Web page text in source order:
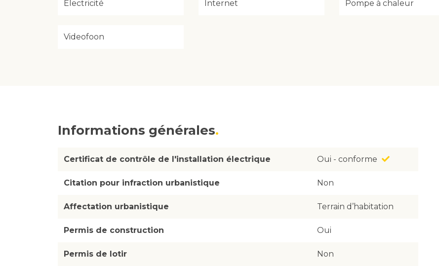
Electricité Internet Pompe à chaleur
Videofoon
Informations générales
Certificat de contrôle de l'installation électrique Oui - conforme
Citation pour infraction urbanistique Non
Affectation urbanistique Terrain d’habitation
Permis de construction Oui
Permis de lotir Non